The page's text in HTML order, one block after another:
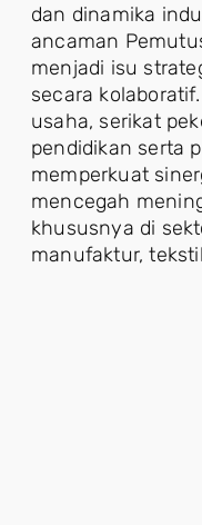
dan dinamika
ancaman
menjadi isu
secara
usaha, serikat
pendidikan serta
memperkuat
mencegah
khususnya di
manufaktur,